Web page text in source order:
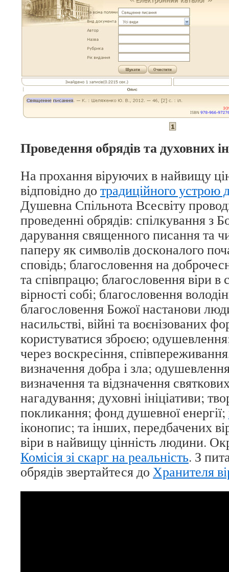
Проведення обрядів та духовних
На прохання віруючих в найвищу
відповідно до традиційного устрою
Душевна Спільнота Всесвіту
проведенні обрядів: спілкування з
дарування священного писання та
паперу як символів досконалого
сповідь; благословення на
та співпрацю; благословення віри в
вірності собі; благословення
благословення Божої настанови
насильстві, війні та воєнізованих
користуватися зброєю;
через воскресіння,
визначення добра і зла;
визначення та відзначення
нагадування; духовні ініціативи;
покликання; фонд душевної енергії;
іконопис; та інших, передбачених
віри в найвищу цінність людини.
Комісія зі скарг на реальність. З
обрядів звертайтеся до Хранителя